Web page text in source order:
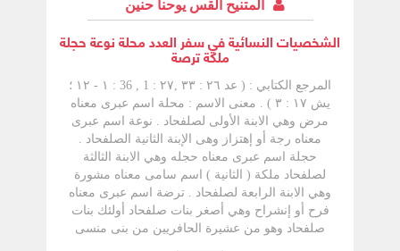
المتنيح القس يوحنا حنين
الشخصيات النسائية في سفر العدد محلة نوعة حجلة
ملكة ترصة
المرجع الكتابي : ( عد ٢٦ : ٣٣ ,٢٧ : 1 , 36 : ۱ - ۱۲ ؛
یش ۱۷ : ۳ ) . معنى الاسم : محلة اسم عبرى معناه
مرض وهي الابنة الأولى لصلفحاد . نوعة اسم عبرى
معناه رجة أو إهتزاز وهى الإبنة الثانية الصلفحاد .
حجلة اسم عبرى معناه حجله وهي الابنة الثالثة
لصلفحاد ملكة ( الثانية ) اسم سامى معناه مشورة
وهي الابنة الرابعة لصلفحاد . ترضة اسم عبرى معناه
فرح أو إنشراح وهي أصغر بنات صلفحاد أولئك بنات
صلفحاد وهو من عشيرة الحافريين من بنى منسى